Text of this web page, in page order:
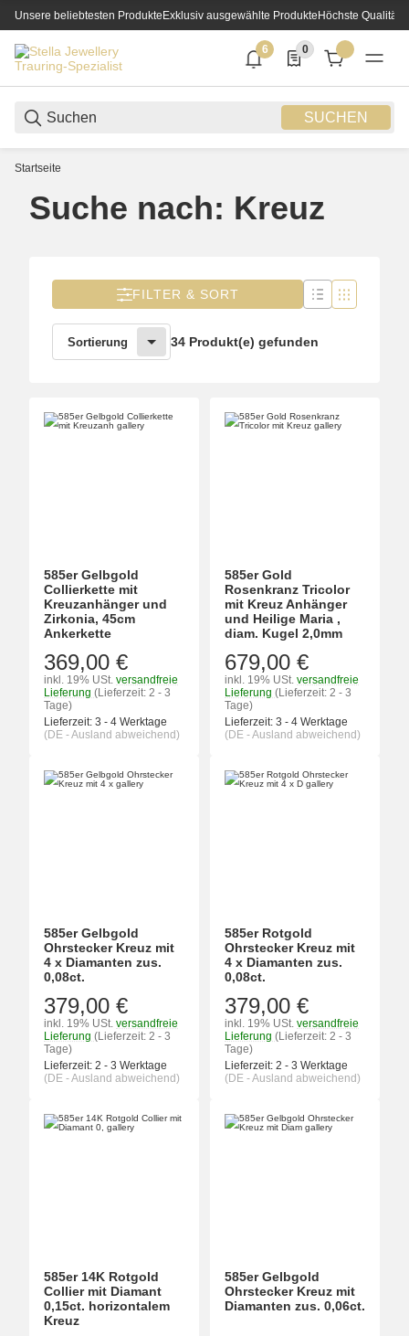
Unsere beliebtesten ProdukteExklusiv ausgewählte ProdukteHöchste Qualität
SUCHEN
6
6 neue Notifizierungen
0
0 Produkte in der
Startseite
Suche nach: Kreuz
FILTER & SORT
Sortierung 34 Produkt(e) gefunden
585er Gelbgold
Collierkette mit
Kreuzanhänger und
Zirkonia, 45cm
Ankerkette
369,00 €
inkl. 19% USt. versandfreie
Lieferung (Lieferzeit: 2 - 3
Tage)
Lieferzeit: 3 - 4 Werktage
(DE - Ausland abweichend)
585er Gold
Rosenkranz Tricolor
mit Kreuz Anhänger
und Heilige Maria ,
diam. Kugel 2,0mm
679,00 €
inkl. 19% USt. versandfreie
Lieferung (Lieferzeit: 2 - 3
Tage)
Lieferzeit: 3 - 4 Werktage
(DE - Ausland abweichend)
585er Gelbgold
Ohrstecker Kreuz mit
4 x Diamanten zus.
0,08ct.
379,00 €
inkl. 19% USt. versandfreie
Lieferung (Lieferzeit: 2 - 3
Tage)
Lieferzeit: 2 - 3 Werktage
(DE - Ausland abweichend)
585er Rotgold
Ohrstecker Kreuz mit
4 x Diamanten zus.
0,08ct.
379,00 €
inkl. 19% USt. versandfreie
Lieferung (Lieferzeit: 2 - 3
Tage)
Lieferzeit: 2 - 3 Werktage
(DE - Ausland abweichend)
585er 14K Rotgold
Collier mit Diamant
0,15ct. horizontalem
Kreuz
585er Gelbgold
Ohrstecker Kreuz mit
Diamanten zus. 0,06ct.